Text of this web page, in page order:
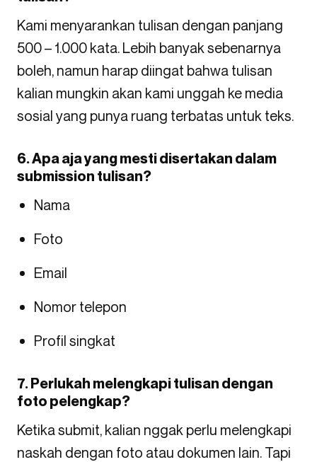
Kami menyarankan tulisan dengan panjang
500 – 1.000 kata. Lebih banyak sebenarnya
boleh, namun harap diingat bahwa tulisan
kalian mungkin akan kami unggah ke media
sosial yang punya ruang terbatas untuk teks.
6. Apa aja yang mesti disertakan dalam
submission tulisan?
Nama
Foto
Email
Nomor telepon
Profil singkat
7. Perlukah melengkapi tulisan dengan
foto pelengkap?
Ketika submit, kalian nggak perlu melengkapi
naskah dengan foto atau dokumen lain. Tapi